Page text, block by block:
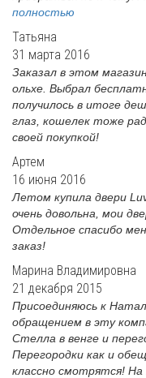
полностью
Татьяна
31 марта 2016
Заказал в этом
ольхе. Выбрал
получилось в итоге
глаз, кошелек тоже
своей покупкой!
Артем
16 июня 2016
Летом купила двери
очень довольна, мои
Отдельное спасибо
заказ!
Марина Владимировна
21 декабря 2015
Присоединяюсь к
обращением в эту
Стелла в венге и
Перегородки как и
классно смотрятся! На